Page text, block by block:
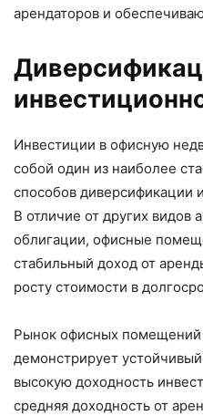
арендаторов и
Инвестиции в офисную
собой один из наиболее
способов диверсификации
В отличие от других видов
облигации, офисные
стабильный доход от
росту стоимости в
Рынок офисных помещений
демонстрирует
высокую доходность
средняя доходность от